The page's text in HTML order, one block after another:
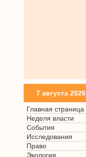
7 августа 2026
Главная страница
Неделя власти
События
Исследования
Право
Экология